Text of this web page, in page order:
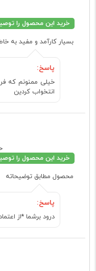
خرید این محصول را
بسیار کارآمد و مفید به
پاسخ:
خیلی ممنونم که
انتخواب کردین
خرید این محصول را
محصول مطابق توضیحاته
پاسخ:
درود برشما *از